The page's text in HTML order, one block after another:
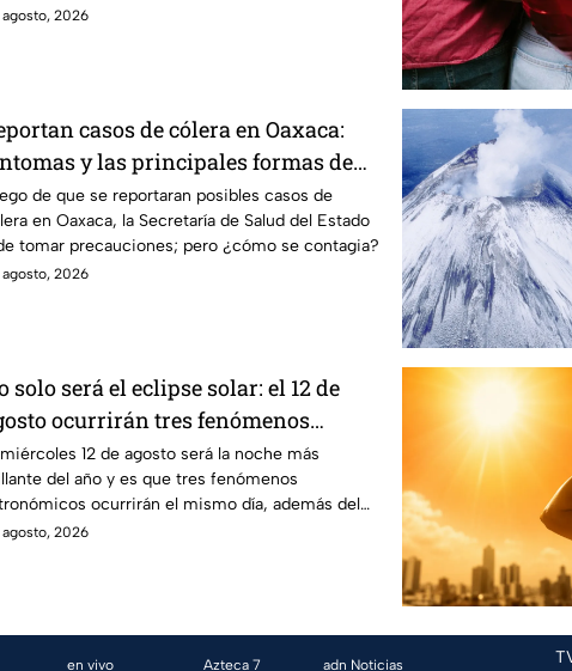
2026
casos de cólera en Oaxaca:
y las principales formas de
de que se reportaran posibles casos de
en Oaxaca, la Secretaría de Salud del Estado
tomar precauciones; pero ¿cómo se contagia?
2026
solo será el eclipse solar: el 12 de
ocurrirán tres fenómenos
que México sí podrá ver
12 de agosto será la noche más
del año y es que tres fenómenos
ocurrirán el mismo día, además del
solar.
2026
en vivo Azteca 7 adn Noticias